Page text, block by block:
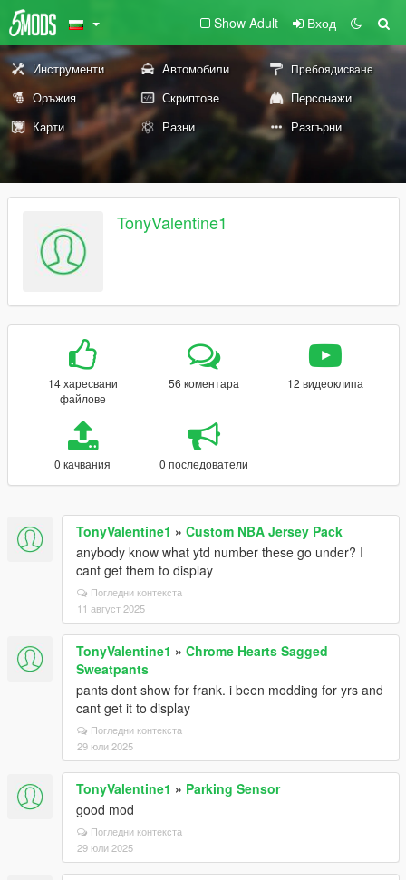
Show Adult Вход
Инструменти Автомобили Пребоядисване
Оръжия Скриптове
Персонажи
Карти
Разни Разгърни
TonyValentine1
14 харесвани
файлове
56 коментара 12 видеоклипа
0 качвания 0 последователи
TonyValentine1 » Custom NBA Jersey Pack
anybody know what ytd number these go under? I
cant get them to display
Погледни контекста
11 август 2025
TonyValentine1 » Chrome Hearts Sagged
Sweatpants
pants dont show for frank. i been modding for yrs and
cant get it to display
Погледни контекста
29 юли 2025
TonyValentine1 » Parking Sensor
good mod
Погледни контекста
29 юли 2025